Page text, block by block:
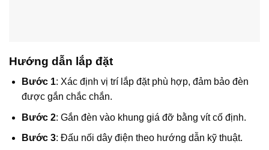
Hướng dẫn lắp đặt
Bước 1: Xác định vị trí lắp đặt phù hợp, đảm bảo đèn
được gắn chắc chắn.
Bước 2: Gắn đèn vào khung giá đỡ bằng vít cố định.
Bước 3: Đấu nối dây điện theo hướng dẫn kỹ thuật.